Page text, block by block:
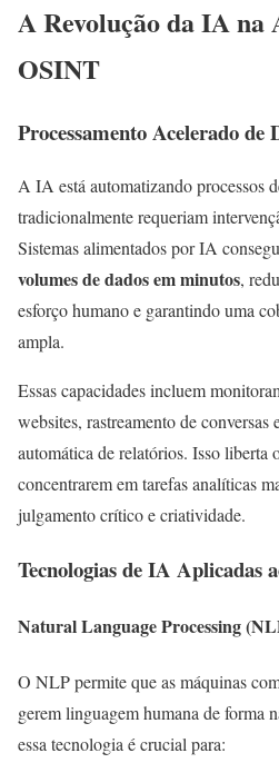
A Revolução da IA na
OSINT
Processamento Acelerado de
A IA está automatizando processos
tradicionalmente requeriam
Sistemas alimentados por IA
volumes de dados em minutos,
esforço humano e garantindo uma
ampla.
Essas capacidades incluem
websites, rastreamento de conversas
automática de relatórios. Isso liberta
concentrarem em tarefas analíticas
julgamento crítico e criatividade.
Tecnologias de IA Aplicadas
Natural Language Processing
O NLP permite que as máquinas
gerem linguagem humana de forma
essa tecnologia é crucial para: